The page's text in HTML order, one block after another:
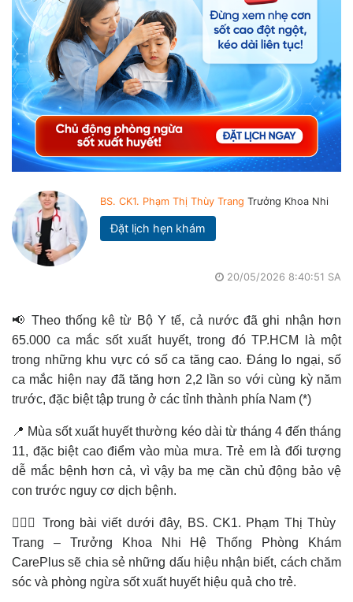
BS. CK1. Phạm Thị Thùy TrangTrưởng Khoa Nhi
Đặt lịch hẹn khám
20/05/2026 8:40:51 SA
📢 Theo thống kê từ Bộ Y tế, cả nước đã ghi nhận hơn
65.000 ca mắc sốt xuất huyết, trong đó TP.HCM là một
trong những khu vực có số ca tăng cao. Đáng lo ngại, số
ca mắc hiện nay đã tăng hơn 2,2 lần so với cùng kỳ năm
trước, đặc biệt tập trung ở các tỉnh thành phía Nam (*)
📍 Mùa sốt xuất huyết thường kéo dài từ tháng 4 đến tháng
11, đặc biệt cao điểm vào mùa mưa. Trẻ em là đối tượng
dễ mắc bệnh hơn cả, vì vậy ba mẹ cần chủ động bảo vệ
con trước nguy cơ dịch bệnh.
👩🏻‍⚕️ Trong bài viết dưới đây, BS. CK1. Phạm Thị Thùy
Trang – Trưởng Khoa Nhi Hệ Thống Phòng Khám
CarePlus sẽ chia sẻ những dấu hiệu nhận biết, cách chăm
sóc và phòng ngừa sốt xuất huyết hiệu quả cho trẻ.